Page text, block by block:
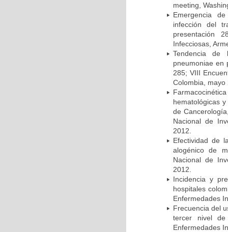
meeting,
Emergencia
infección del
presentación
Infecciosas,
Tendencia de
pneumoniae en
285; VIII
Colombia, mayo
hematológicas
de
Nacional de
2012.
Efectividad de
alogénico de
Nacional de
2012.
Incidencia y
hospitales
Enfermedades
Frecuencia del
tercer nivel de
Enfermedades